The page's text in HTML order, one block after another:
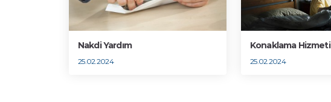
Nakdi Yardım
25.02.2024
Konaklama Hizmeti
25.02.2024